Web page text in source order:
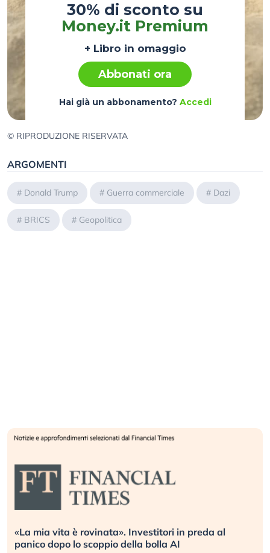
30% di sconto su
Money.it Premium
+ Libro in omaggio
Abbonati ora
Hai già un abbonamento? Accedi
© RIPRODUZIONE RISERVATA
ARGOMENTI
# Donald Trump # Guerra commerciale # Dazi
# BRICS # Geopolitica
«La mia vita è rovinata». Investitori in preda al
panico dopo lo scoppio della bolla AI